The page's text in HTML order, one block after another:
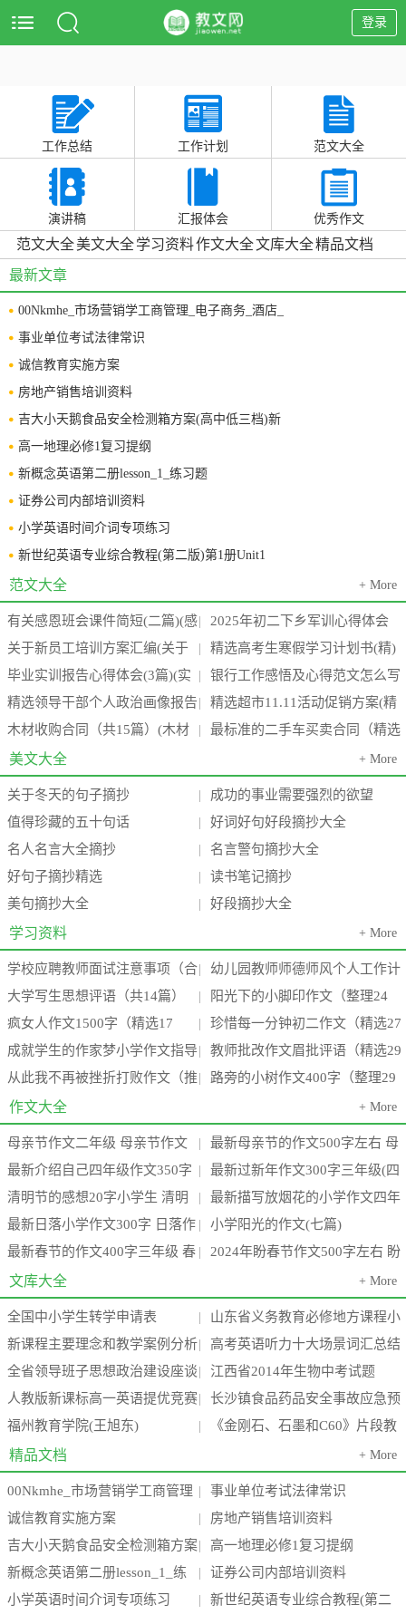
登录
工作总结 工作计划 范文大全
演讲稿 汇报体会 优秀作文
范文大全美文大全学习资料作文大全文库大全精品文档
最新文章
00Nkmhe_市场营销学工商管理_电子商务_酒店_
事业单位考试法律常识
诚信教育实施方案
房地产销售培训资料
吉大小天鹅食品安全检测箱方案(高中低三档)新
高一地理必修1复习提纲
新概念英语第二册lesson_1_练习题
证券公司内部培训资料
小学英语时间介词专项练习
新世纪英语专业综合教程(第二版)第1册Unit1
范文大全 + More
有关感恩班会课件简短(二篇)(感
班会课后反思)
2025年初二下乡军训心得体会
800字(15篇)
关于新员工培训方案汇编(关于
员工培训的外文文献)
精选高考生寒假学习计划书(精)
(高考生寒假作息时间表)
毕业实训报告心得体会(3篇)(实
报告心得万能模板4000字)
银行工作感悟及心得范文怎么写
(四篇)(银行工作心得体会感悟简
短)
精选领导干部个人政治画像报告
用(七篇)(干部 领导)
精选超市11.11活动促销方案(精
品超市品牌有哪些)
木材收购合同（共15篇）(木材
购需要什么手续)
最标准的二手车买卖合同（精选
6篇）(最标准的二手车价格)
美文大全 + More
关于冬天的句子摘抄
成功的事业需要强烈的欲望
值得珍藏的五十句话
好词好句好段摘抄大全
名人名言大全摘抄
名言警句摘抄大全
好句子摘抄精选
读书笔记摘抄
美句摘抄大全
好段摘抄大全
学习资料 + More
学校应聘教师面试注意事项（合
3篇）(学校教师面试一般会问什
幼儿园教师师德师风个人工作计
划（推荐18篇）(幼儿园教师师德
师
大学写生思想评语（共14篇）
学生校内写生心得体会2000字)
阳光下的小脚印作文（整理24
篇）(阳光下的小脚丫)
疯女人作文1500字（精选17
）(疯女人有多可怕)
珍惜每一分钟初二作文（精选27
篇）(珍惜每一分每一秒的这句话
要
成就学生的作家梦小学作文指导
通用15篇）(成功作家的例子)
教师批改作文眉批评语（精选29
篇）(小学教师批改作文)
从此我不再被挫折打败作文（推
13篇）(题目:从此,我不再____)
路旁的小树作文400字（整理29
篇）(路边的小树作文三百字左右)
作文大全 + More
母亲节作文二年级 母亲节作文
字(3篇)
最新母亲节的作文500字左右 母
亲节的作文100字三年级(四篇)
最新介绍自己四年级作文350字
绍自己四年级作文450字(七篇)
最新过新年作文300字三年级(四
篇)
清明节的感想20字小学生 清明
感想作文300字(3篇)
最新描写放烟花的小学作文四年
级(九篇)
最新日落小学作文300字 日落作
400字(4篇)
小学阳光的作文(七篇)
最新春节的作文400字三年级 春
的作文400字左右六年级(3篇)
2024年盼春节作文500字左右 盼
文库大全 + More
全国中小学生转学申请表
山东省义务教育必修地方课程小
学三年级上册《环境教育》教案
全
新课程主要理念和教学案例分析
编(24个案例)
高考英语听力十大场景词汇总结
全省领导班子思想政治建设座谈
会议精神传达提纲
江西省2014年生物中考试题
人教版新课标高一英语提优竞赛
题 下学期
长沙镇食品药品安全事故应急预
福州教育学院(王旭东)
《金刚石、石墨和C60》片段教
精品文档 + More
00Nkmhe_市场营销学工商管理
电子商务_酒店_旅游管理专业毕
论
事业单位考试法律常识
诚信教育实施方案
房地产销售培训资料
吉大小天鹅食品安全检测箱方案
中低三档)新
高一地理必修1复习提纲
新概念英语第二册lesson_1_练
题
证券公司内部培训资料
小学英语时间介词专项练习
新世纪英语专业综合教程(第二